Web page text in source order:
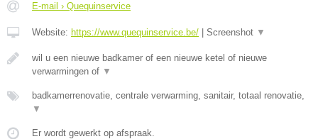
E-mail › Quequinservice
Website: https://www.quequinservice.be/ Screenshot ▼
wil u een nieuwe badkamer of een nieuwe ketel of nieuwe
verwarmingen of ▼
badkamerrenovatie, centrale verwarming, sanitair, totaal renovatie,
▼
Er wordt gewerkt op afspraak.